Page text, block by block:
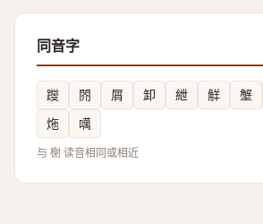
同音字
躞 䦏 屑 卸 紲 觧 㙰
炧
噧
与 榭 读音相同或相近